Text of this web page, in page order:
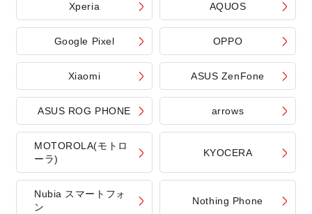
Xperia AQUOS
Google Pixel OPPO
Xiaomi ASUS ZenFone
ASUS ROG PHONE arrows
MOTOROLA(モトロ
ーラ)
KYOCERA
Nubia スマートフォ
ン
Nothing Phone